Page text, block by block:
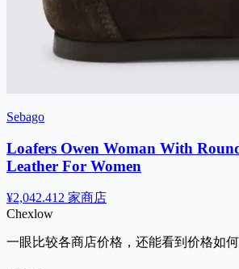
Sebago
Loafers Owen Woman With
Leather For Women
¥2,042.41 2 家商店
Chexlow
一眼比较各商店价格，还能看到价格如何